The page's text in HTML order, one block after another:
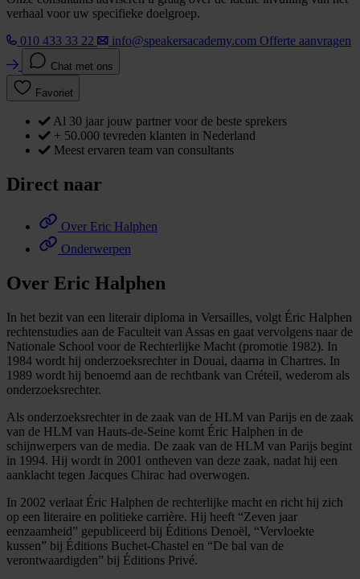
verhaal voor uw specifieke doelgroep.
010 433 33 22
info@speakersacademy.com Offerte aanvragen
Chat met ons
Favoriet
Al 30 jaar jouw partner voor de beste sprekers
+ 50.000 tevreden klanten in Nederland
Meest ervaren team van consultants
Direct naar
Over Eric Halphen
Onderwerpen
Over Eric Halphen
In het bezit van een literair diploma in Versailles, volgt Éric Halphen
rechtenstudies aan de Faculteit van Assas en gaat vervolgens naar de
Nationale School voor de Rechterlijke Macht (promotie 1982). In
1984 wordt hij onderzoeksrechter in Douai, daarna in Chartres. In
1989 wordt hij benoemd aan de rechtbank van Créteil, wederom als
onderzoeksrechter.
Als onderzoeksrechter in de zaak van de HLM van Parijs en de zaak
van de HLM van Hauts-de-Seine komt Éric Halphen in de
schijnwerpers van de media. De zaak van de HLM van Parijs begint
in 1994. Hij wordt in 2001 ontheven van deze zaak, nadat hij een
aanklacht tegen Jacques Chirac had overwogen.
In 2002 verlaat Éric Halphen de rechterlijke macht en richt hij zich
op een literaire en politieke carrière. Hij heeft “Zeven jaar
eenzaamheid” gepubliceerd bij Éditions Denoël, “Vervloekte
kussen” bij Éditions Buchet-Chastel en “De bal van de
verontwaardigden” bij Éditions Privé.